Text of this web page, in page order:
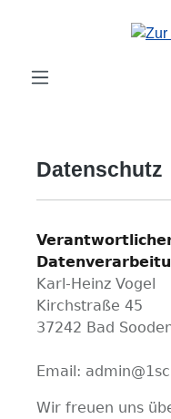
Zum Hauptinhalt springen
Datenschutz
Karl-Heinz Vogel
Kirchstraße 45
37242 Bad
Email:
Wir freuen uns